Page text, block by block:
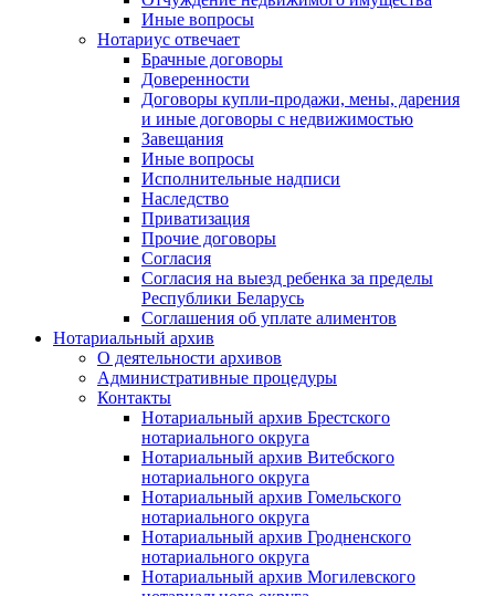
Иные вопросы
Нотариус отвечает
Брачные договоры
Доверенности
Договоры купли-продажи, мены, дарения
и иные договоры с недвижимостью
Завещания
Иные вопросы
Исполнительные надписи
Наследство
Приватизация
Прочие договоры
Согласия
Согласия на выезд ребенка за пределы
Республики Беларусь
Соглашения об уплате алиментов
Нотариальный архив
О деятельности архивов
Административные процедуры
Контакты
Нотариальный архив Брестского
нотариального округа
Нотариальный архив Витебского
нотариального округа
Нотариальный архив Гомельского
нотариального округа
Нотариальный архив Гродненского
нотариального округа
Нотариальный архив Могилевского